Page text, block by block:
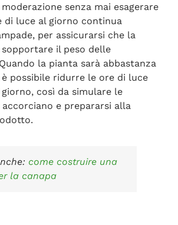
senza mai esagerare
di luce al giorno continua
per assicurarsi che la
il peso delle
la pianta sarà abbastanza
possibile ridurre le ore di luce
così da simulare le
e prepararsi alla
come costruire una
la canapa